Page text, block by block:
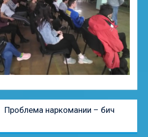
Предыдущая
запись:
Проблема наркомании – бич